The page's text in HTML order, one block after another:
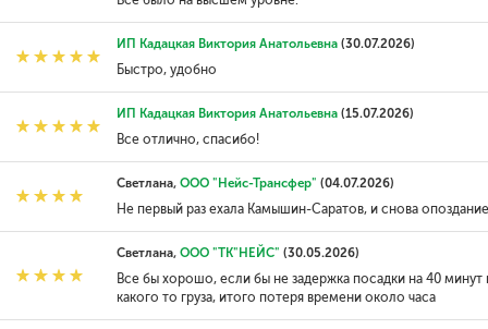
ИП Кадацкая Виктория Анатольевна(30.07.2026)
Быстро, удобно
ИП Кадацкая Виктория Анатольевна(15.07.2026)
Все отлично, спасибо!
Светлана, ООО "Нейс-Трансфер" (04.07.2026)
Не первый раз ехала Камышин-Саратов, и снова
Светлана, ООО "ТК"НЕЙС" (30.05.2026)
Все бы хорошо, если бы не задержка посадки на 40 минут
какого то груза, итого потеря времени около часа